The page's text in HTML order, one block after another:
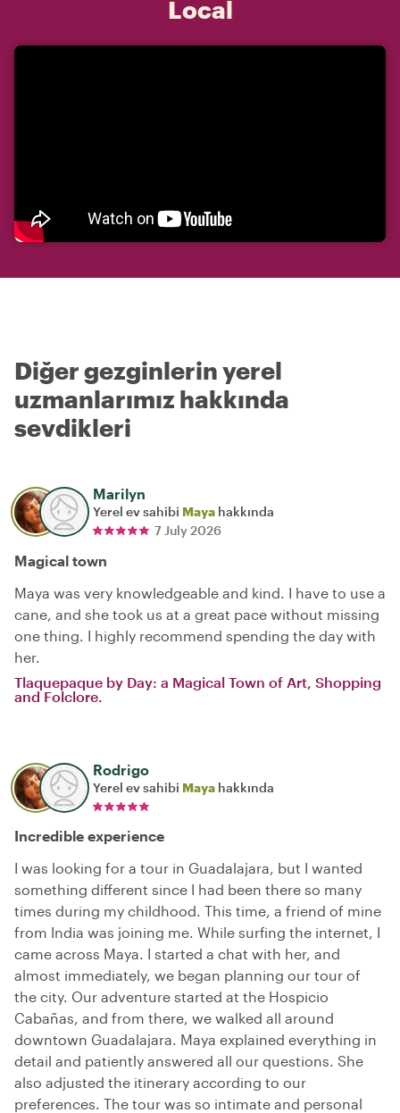
Local
Diğer gezginlerin yerel
uzmanlarımız hakkında
sevdikleri
Marilyn
Yerel ev sahibi Maya hakkında
7 July 2026
Magical town
Maya was very knowledgeable and kind. I have to use a
cane, and she took us at a great pace without missing
one thing. I highly recommend spending the day with
her.
Tlaquepaque by Day: a Magical Town of Art, Shopping
and Folclore.
Rodrigo
Yerel ev sahibi Maya hakkında
Incredible experience
I was looking for a tour in Guadalajara, but I wanted
something different since I had been there so many
times during my childhood. This time, a friend of mine
from India was joining me. While surfing the internet, I
came across Maya. I started a chat with her, and
almost immediately, we began planning our tour of
the city. Our adventure started at the Hospicio
Cabañas, and from there, we walked all around
downtown Guadalajara. Maya explained everything in
detail and patiently answered all our questions. She
also adjusted the itinerary according to our
preferences. The tour was so intimate and personal